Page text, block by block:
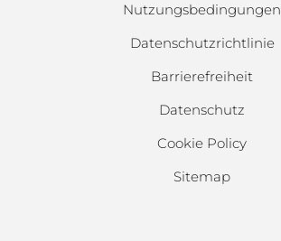
Nutzungsbedingungen
Datenschutzrichtlinie
Barrierefreiheit
Datenschutz
Cookie Policy
Sitemap